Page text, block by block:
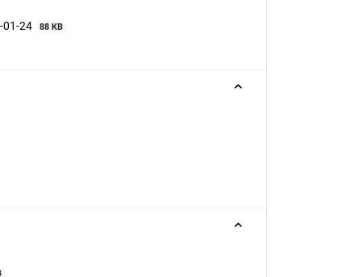
01-24 88 KB